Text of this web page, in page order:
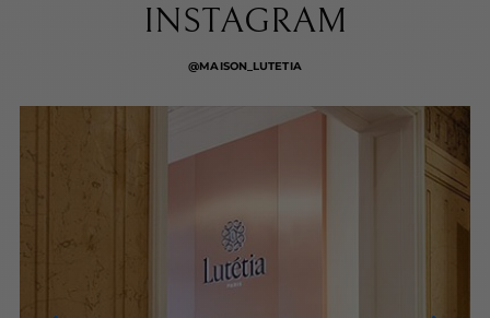
INSTAGRAM
@MAISON_LUTETIA